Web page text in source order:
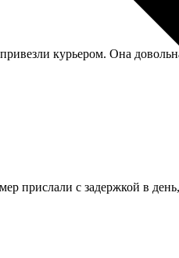
курьером. Она
прислали с задержкой в